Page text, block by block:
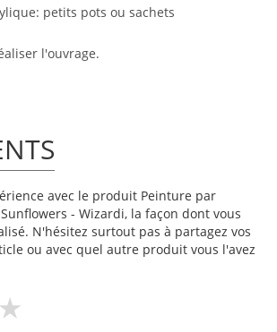
petits pots ou sachets
l'ouvrage.
avec le produit Peinture par
- Wizardi, la façon dont vous
N'hésitez surtout pas à partagez vos
ou avec quel autre produit vous l'avez